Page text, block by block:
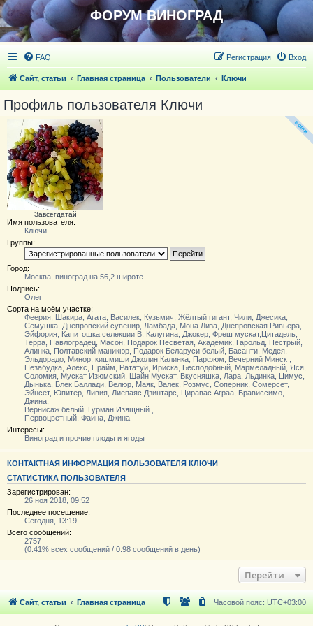
ФОРУМ ВИНОГРАД
FAQ Вход
Регистрация
Сайт, статьи Главная страница Пользователи Ключи
Профиль пользователя Ключи
Завсегдатай
Имя пользователя:
Ключи
Группы:
Город:
Москва, виноград на 56,2 широте.
Подпись:
Олег
Сорта на моём участке:
Феерия, Шакира, Агата, Василек, Кузьмич, Жёлтый гигант, Чили, Джесика,
Семушка, Днепровский сувенир, Ламбада, Мона Лиза, Днепровская Ривьера,
Эйфория, Капитошка селекции В. Калугина, Джокер, Фреш мускат,Цитадель,
Терра, Павлоградец, Масон, Подарок Несветая, Академик, Гарольд, Пестрый,
Алинка, Полтавский маникюр, Подарок Беларуси белый, Басанти, Медея,
Эльдорадо, Минор, кишмиши Джолин,Калинка, Парфюм, Вечерний Минск ,
Незабудка, Алекс, Прайм, Рататуй, Ириска, Бесподобный, Мармеладный, Яся,
Соломия, Мускат Изюмский, Шайн Мускат, Вкусняшка, Лара, Льдинка, Цимус,
Дынька, Блек Баллади, Велюр, Маяк, Валек, Розмус, Соперник, Сомерсет,
Эйнсет, Юпитер, Ливия, Лиепаяс Дзинтарс, Циравас Аграа, Брависсимо,
Джина,
Вернисаж белый, Гурман Изящный ,
Первоцветный, Фаина, Джина
Интересы:
Виноград и прочие плоды и ягоды
КОНТАКТНАЯ ИНФОРМАЦИЯ ПОЛЬЗОВАТЕЛЯ КЛЮЧИ
СТАТИСТИКА ПОЛЬЗОВАТЕЛЯ
Зарегистрирован:
26 ноя 2018, 09:52
Последнее посещение:
Сегодня, 13:19
Всего сообщений:
2757
(0.41% всех сообщений / 0.98 сообщений в день)
Перейти
Сайт, статьи Главная страница Часовой пояс: UTC+03:00